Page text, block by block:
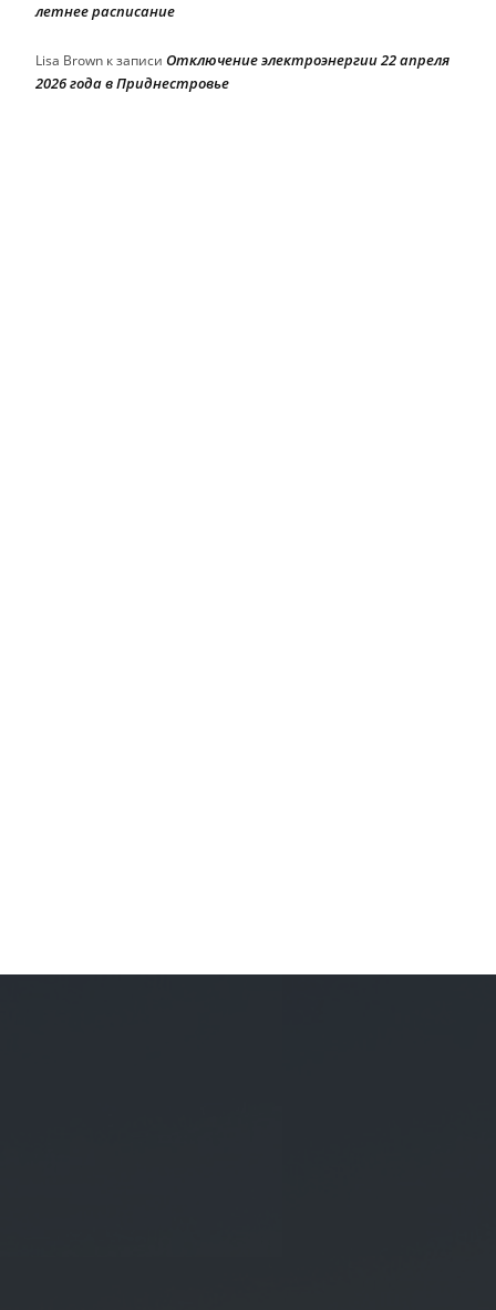
летнее расписание
Lisa Brown к записи Отключение электроэнергии 22 апреля
2026 года в Приднестровье